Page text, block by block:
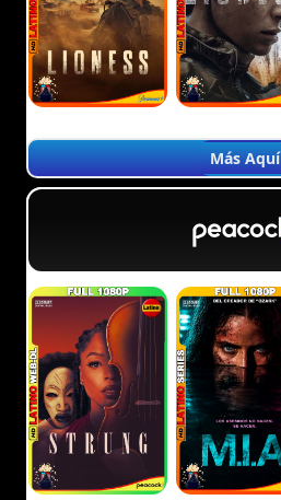
Más Aquí